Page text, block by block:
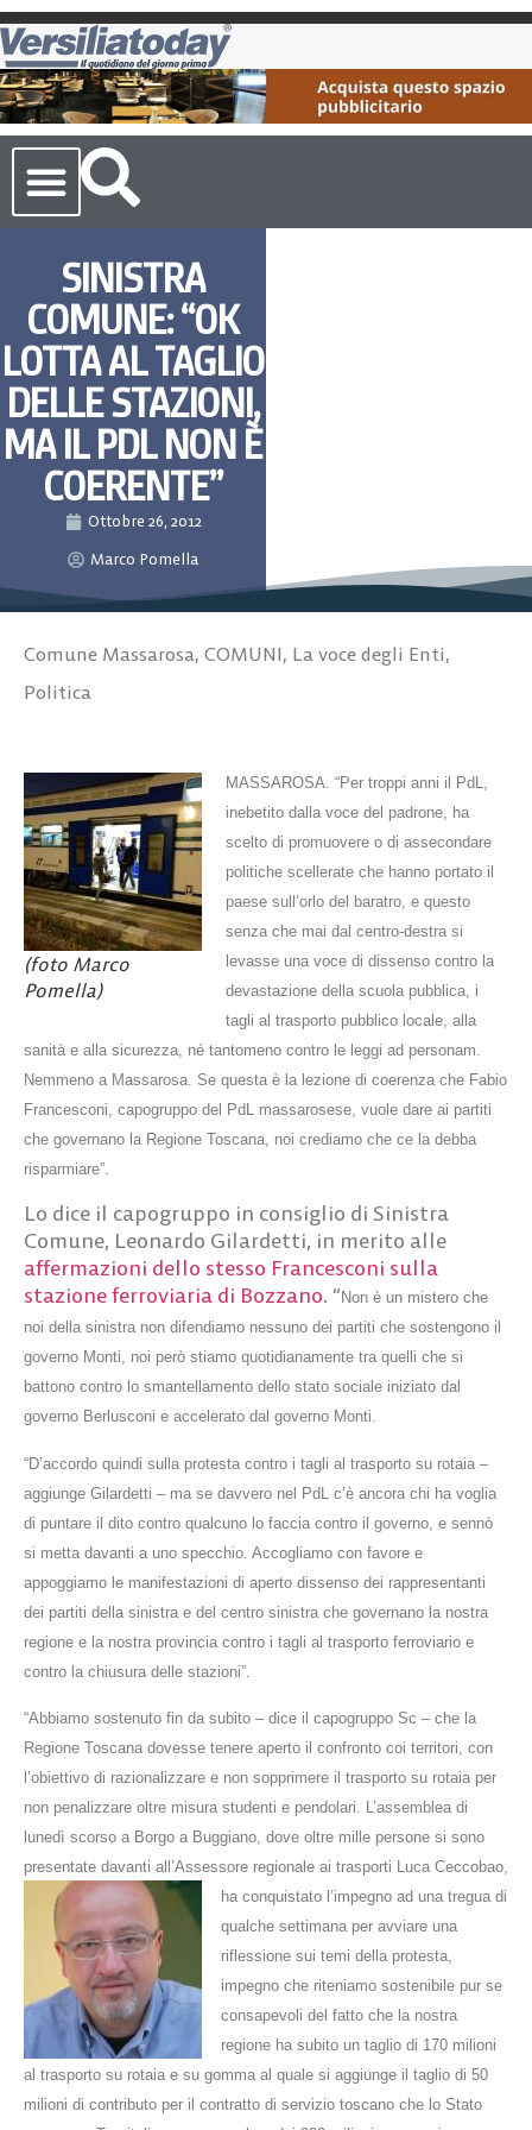
SINISTRA
COMUNE: “OK
LOTTA AL TAGLIO
DELLE STAZIONI,
MA IL PDL NON È
COERENTE”
Ottobre 26, 2012
Marco Pomella
Comune Massarosa, COMUNI, La voce degli Enti,
Politica
(foto Marco
Pomella)
MASSAROSA. “Per troppi anni il PdL,
inebetito dalla voce del padrone, ha
scelto di promuovere o di assecondare
politiche scellerate che hanno portato il
paese sull’orlo del baratro, e questo
senza che mai dal centro-destra si
levasse una voce di dissenso contro la
devastazione della scuola pubblica, i
tagli al trasporto pubblico locale, alla
sanità e alla sicurezza, né tantomeno contro le leggi ad personam.
Nemmeno a Massarosa. Se questa è la lezione di coerenza che Fabio
Francesconi, capogruppo del PdL massarosese, vuole dare ai partiti
che governano la Regione Toscana, noi crediamo che ce la debba
risparmiare”.
Lo dice il capogruppo in consiglio di Sinistra
Comune, Leonardo Gilardetti, in merito alle
affermazioni dello stesso Francesconi sulla
stazione ferroviaria di Bozzano. “ Non è un mistero che
noi della sinistra non difendiamo nessuno dei partiti che sostengono il
governo Monti, noi però stiamo quotidianamente tra quelli che si
battono contro lo smantellamento dello stato sociale iniziato dal
governo Berlusconi e accelerato dal governo Monti.
“D’accordo quindi sulla protesta contro i tagli al trasporto su rotaia –
aggiunge Gilardetti – ma se davvero nel PdL c’è ancora chi ha voglia
di puntare il dito contro qualcuno lo faccia contro il governo, e sennò
si metta davanti a uno specchio. Accogliamo con favore e
appoggiamo le manifestazioni di aperto dissenso dei rappresentanti
dei partiti della sinistra e del centro sinistra che governano la nostra
regione e la nostra provincia contro i tagli al trasporto ferroviario e
contro la chiusura delle stazioni”.
“Abbiamo sostenuto fin da subito – dice il capogruppo Sc – che la
Regione Toscana dovesse tenere aperto il confronto coi territori, con
l’obiettivo di razionalizzare e non sopprimere il trasporto su rotaia per
non penalizzare oltre misura studenti e pendolari. L’assemblea di
lunedì scorso a Borgo a Buggiano, dove oltre mille persone si sono
presentate davanti all’Assessore regionale ai trasporti Luca Ceccobao,
ha conquistato l’impegno ad una tregua di
qualche settimana per avviare una
riflessione sui temi della protesta,
impegno che riteniamo sostenibile pur se
consapevoli del fatto che la nostra
regione ha subito un taglio di 170 milioni
al trasporto su rotaia e su gomma al quale si aggiunge il taglio di 50
milioni di contributo per il contratto di servizio toscano che lo Stato